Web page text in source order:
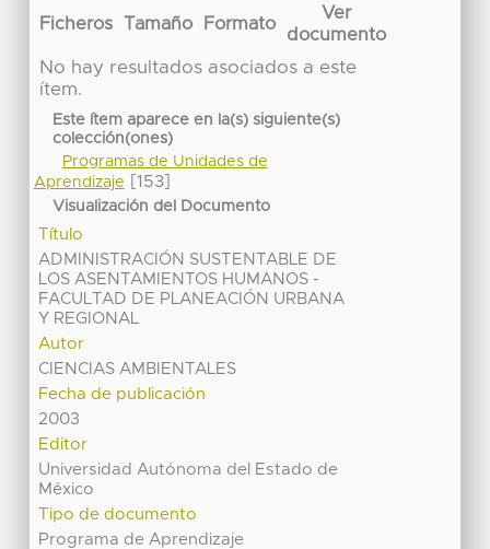
Ficheros Tamaño Formato
Ver
documento
No hay resultados asociados a este
ítem.
Este ítem aparece en la(s) siguiente(s)
colección(ones)
Programas de Unidades de
Aprendizaje
[153]
Visualización del Documento
Título
ADMINISTRACIÓN SUSTENTABLE DE
LOS ASENTAMIENTOS HUMANOS -
FACULTAD DE PLANEACIÓN URBANA
Y REGIONAL
Autor
CIENCIAS AMBIENTALES
Fecha de publicación
2003
Editor
Universidad Autónoma del Estado de
México
Tipo de documento
Programa de Aprendizaje